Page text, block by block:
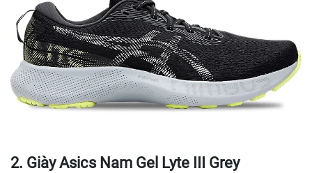
2. Giày Asics Nam Gel Lyte III Grey